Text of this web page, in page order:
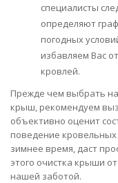
специалисты
определяют
погодных
избавляем Вас
кровлей.
Прежде чем выбрать
крыш, рекомендуем
объективно оценит
поведение кровельных
зимнее время, даст
этого очистка крыши
нашей заботой.